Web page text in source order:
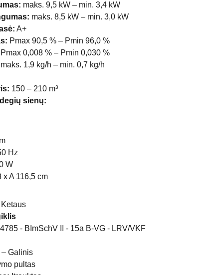
maks. 9,5 kW – min. 3,4 kW
maks. 8,5 kW – min. 3,0 kW
A+
Pmax 90,5 % – Pmin 96,0 %
Pmax 0,008 % – Pmin 0,030 %
maks. 1,9 kg/h – min. 0,7 kg/h
150 – 210 m³
sienų:
Hz
W
x A 116,5 cm
Ketaus
- BImSchV II - 15a B-VG - LRV/VKF
Galinis
pultas